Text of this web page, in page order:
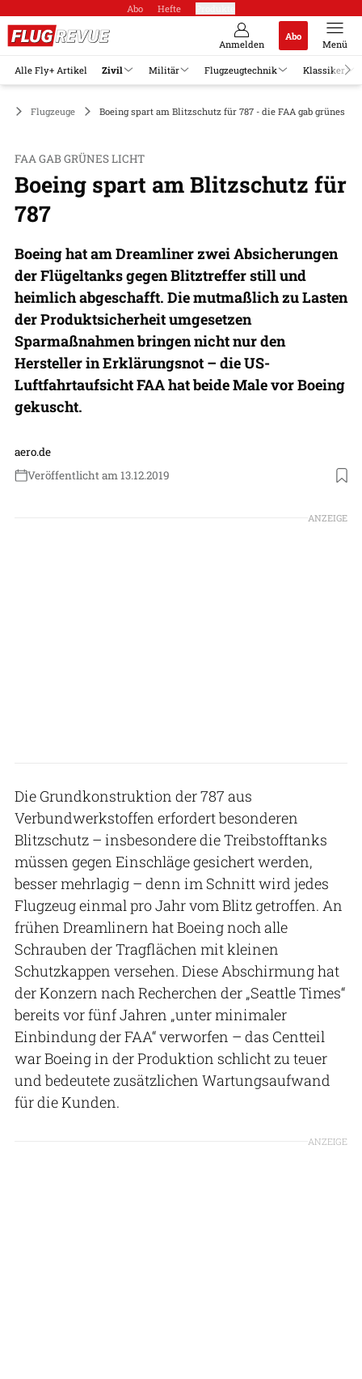
Abo Hefte
Anmelden
Abo
Menü
Alle Fly+ Artikel Zivil Militär Flugzeugtechnik Klassiker
Flugzeuge Boeing spart am Blitzschutz für 787 - die FAA gab grünes
FAA GAB GRÜNES LICHT
Boeing spart am Blitzschutz für
787
Boeing hat am Dreamliner zwei Absicherungen
der Flügeltanks gegen Blitztreffer still und
heimlich abgeschafft. Die mutmaßlich zu Lasten
der Produktsicherheit umgesetzen
Sparmaßnahmen bringen nicht nur den
Hersteller in Erklärungsnot – die US-
Luftfahrtaufsicht FAA hat beide Male vor Boeing
gekuscht.
aero.de
Veröffentlicht am 13.12.2019
Foto: Patrick Zwerger
ANZEIGE
Die Grundkonstruktion der 787 aus
Verbundwerkstoffen erfordert besonderen
Blitzschutz – insbesondere die Treibstofftanks
müssen gegen Einschläge gesichert werden,
besser mehrlagig – denn im Schnitt wird jedes
Flugzeug einmal pro Jahr vom Blitz getroffen. An
frühen Dreamlinern hat Boeing noch alle
Schrauben der Tragflächen mit kleinen
Schutzkappen versehen. Diese Abschirmung hat
der Konzern nach Recherchen der „Seattle Times“
bereits vor fünf Jahren „unter minimaler
Einbindung der FAA“ verworfen – das Centteil
war Boeing in der Produktion schlicht zu teuer
und bedeutete zusätzlichen Wartungsaufwand
für die Kunden.
ANZEIGE